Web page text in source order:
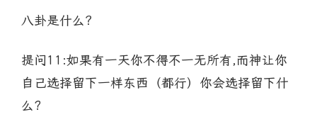
八卦是什么？
提问11:如果有一天你不得不一无所有,而神让你
自己选择留下一样东西（都行）你会选择留下什
么?